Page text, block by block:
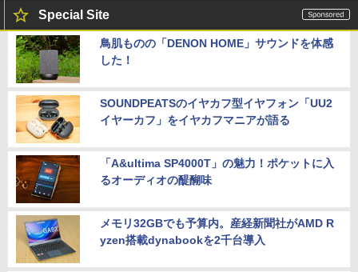
Special Site
鳥肌ものの「DENON HOME」サウンドを体感
した！
SOUNDPEATSのイヤカフ型イヤフォン「UU2
イヤーカフ」をイヤカフマニアが語る
「A&ultima SP4000T」の魅力！ポケットに入
るオーディオの醍醐味
メモリ32GBでも予算内。産経新聞社がAMD R
yzen搭載dynabookを2千台導入